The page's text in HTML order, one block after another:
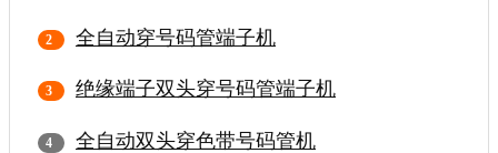
全自动穿号码管端子机
绝缘端子双头穿号码管端子机
全自动双头穿色带号码管机